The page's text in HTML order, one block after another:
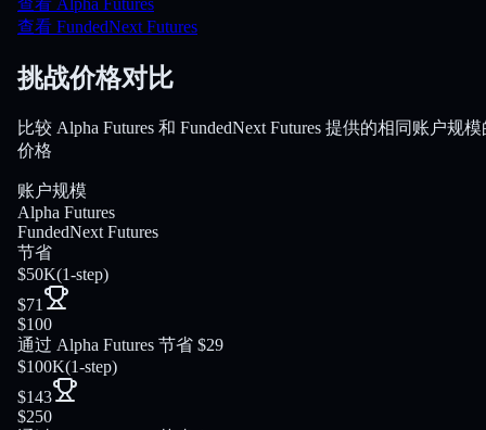
查看 FundedNext Futures
挑战价格对比
比较 Alpha Futures 和 FundedNext Futures 提供的相同账户规模
价格
账户规模
Alpha Futures
FundedNext Futures
节省
$50K(1-step)
$71
$100
通过 Alpha Futures 节省 $29
$100K(1-step)
$143
$250